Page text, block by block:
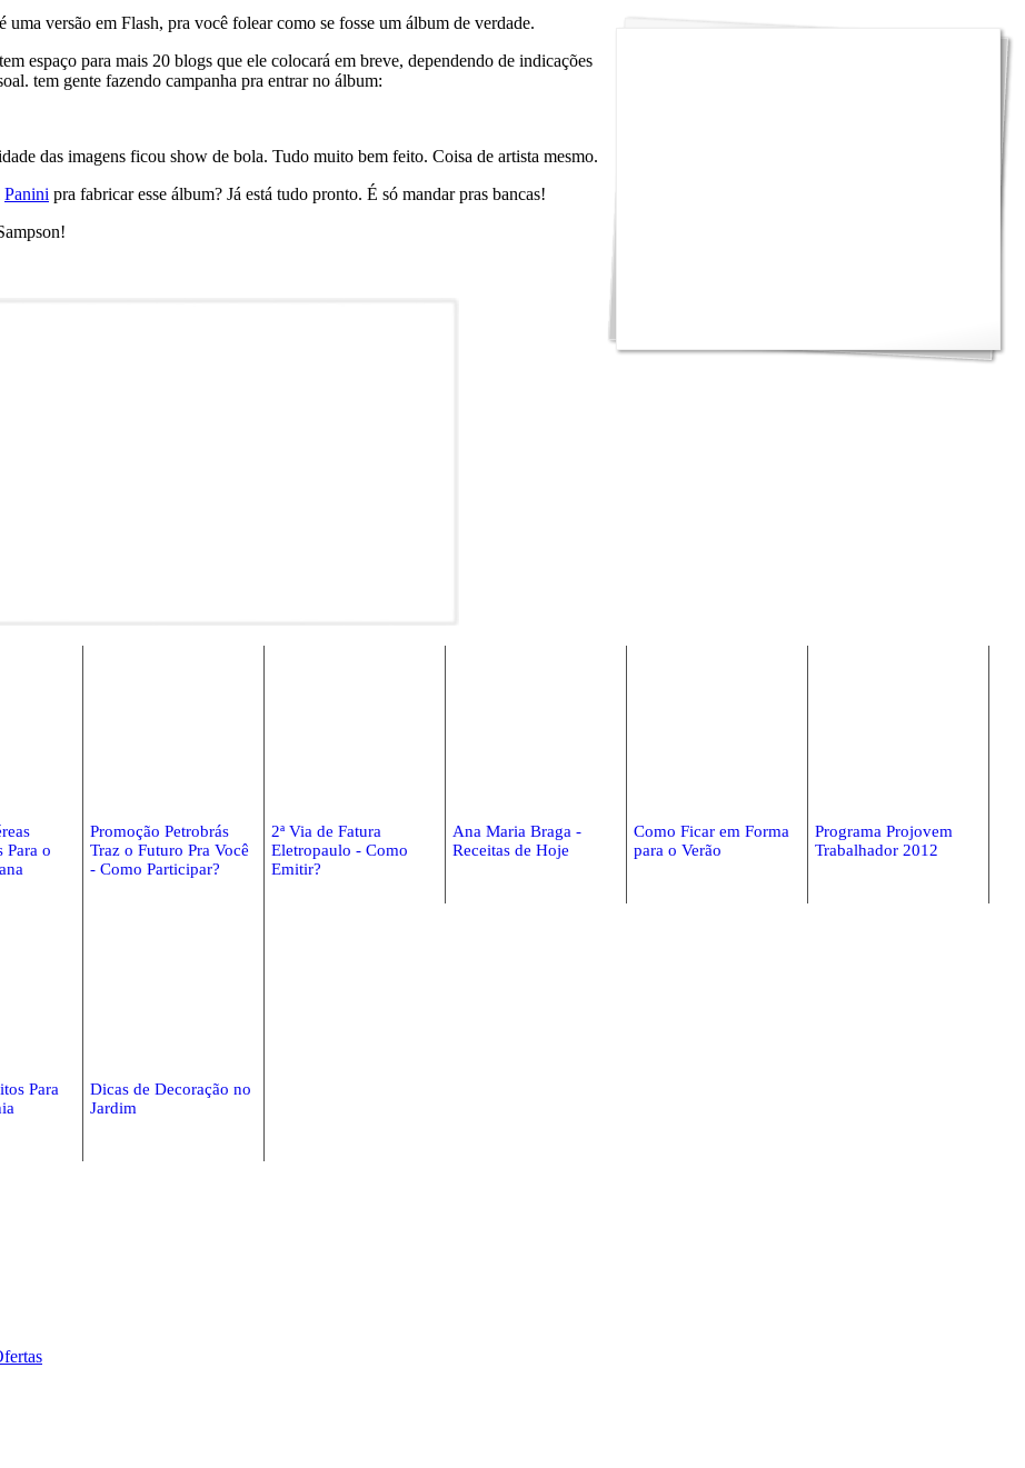
uma versão em Flash, pra você folear como se fosse um álbum de verdade.
espaço para mais 20 blogs que ele colocará em breve, dependendo de indicações
tem gente fazendo campanha pra entrar no álbum:
das imagens ficou show de bola. Tudo muito bem feito. Coisa de artista mesmo.
Panini pra fabricar esse álbum? Já está tudo pronto. É só mandar pras bancas!
Para o
Promoção Petrobrás
Traz o Futuro Pra Você
- Como Participar?
2ª Via de Fatura
Eletropaulo - Como
Emitir?
Ana Maria Braga -
Receitas de Hoje
Como Ficar em Forma
para o Verão
Programa Projovem
Trabalhador 2012
Para
Dicas de Decoração no
Jardim